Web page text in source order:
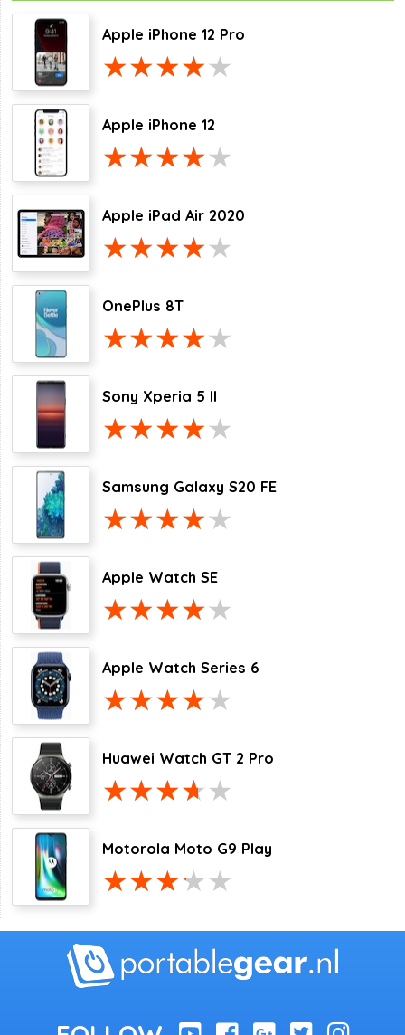
Apple iPhone 12 Pro
Apple iPhone 12
Apple iPad Air 2020
OnePlus 8T
Sony Xperia 5 II
Samsung Galaxy S20 FE
Apple Watch SE
Apple Watch Series 6
Huawei Watch GT 2 Pro
Motorola Moto G9 Play